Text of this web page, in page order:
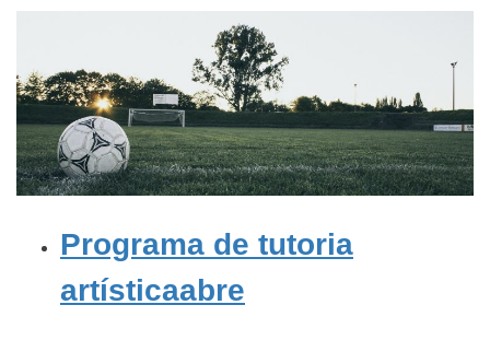
Programa de tutoria
artísticaabre